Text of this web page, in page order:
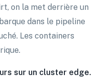
on la met derrière un
dans le pipeline
Les containers
sur un cluster edge.